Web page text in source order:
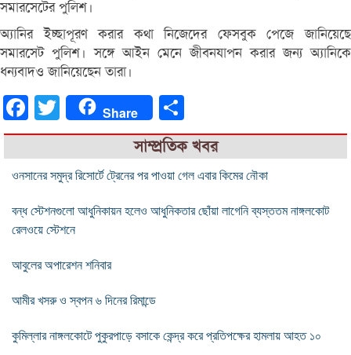
সমারসেটের পুলিশ।
অ্যানির ইচ্ছাপূরণ করার কথা নিজেদের ফেসবুক পেজে জানিয়েছে
সমারসেট পুলিশ। সঙ্গে আইন মেনে জীবনযাপন করার জন্য অ্যানিকে
ধন্যবাদও জানিয়েছেন তারা।
FacebookTwitter Share
সাম্প্রতিক খবর
ওনসানের সমুদ্র রিসোর্টে ট্রেনের পর পাওয়া গেল এবার কিমের নৌকা
বন্ধ স্টেশনগুলো আধুনিকায়ন হলেও আধুনিকতার ছোঁয়া লাগেনি ব্যস্ততম নাঙ্গলকোট
রেলওয়ে স্টেশনে
আবুলের অপারেশন শনিবার
আমীর খসরু ও স্বপন ৬ দিনের রিমান্ডে
কুমিল্লার নাঙ্গলকোটে পুকুরপাড়ে বসাকে কেন্দ্র করে প্রতিপক্ষের হামলায় আহত ১০